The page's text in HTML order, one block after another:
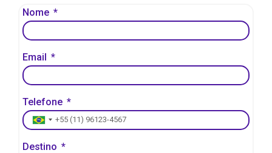
Nome
Email
Telefone
Brazil +55
Destino